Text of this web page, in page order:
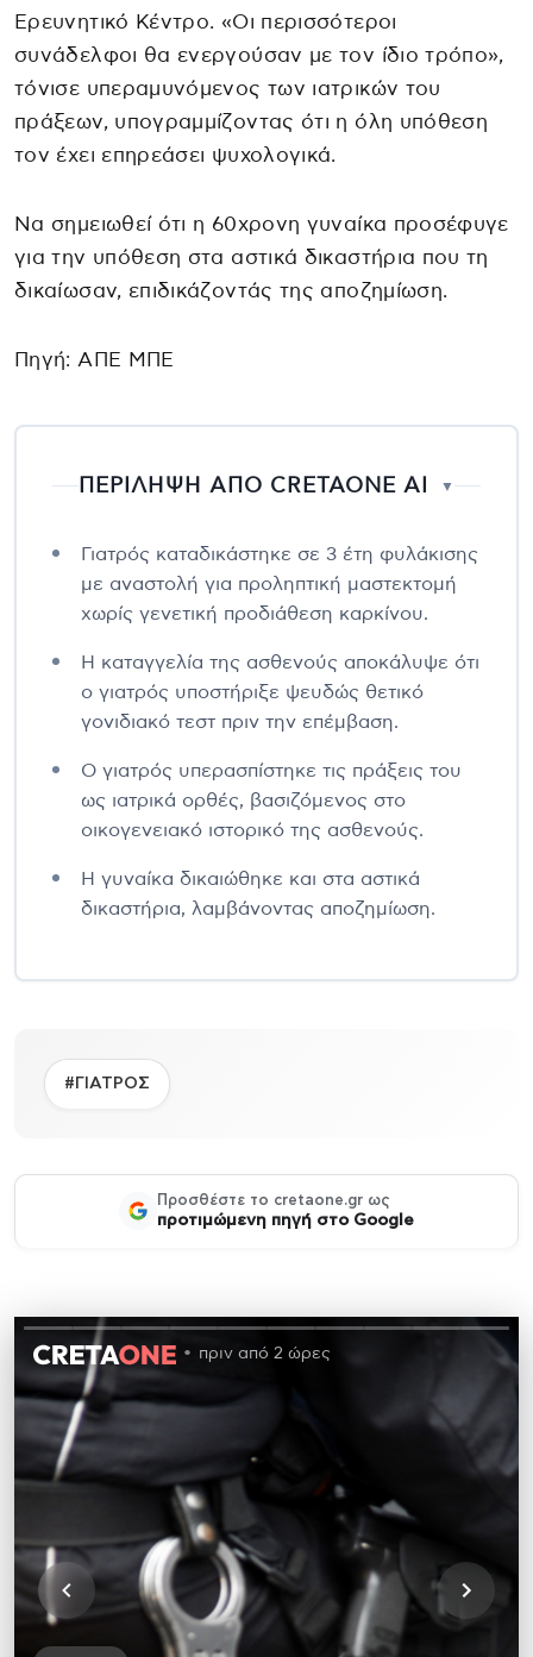
Ερευνητικό Κέντρο. «Οι περισσότεροι
συνάδελφοι θα ενεργούσαν με τον ίδιο τρόπο»,
τόνισε υπεραμυνόμενος των ιατρικών του
πράξεων, υπογραμμίζοντας ότι η όλη υπόθεση
τον έχει επηρεάσει ψυχολογικά.
Να σημειωθεί ότι η 60χρονη γυναίκα προσέφυγε
για την υπόθεση στα αστικά δικαστήρια που τη
δικαίωσαν, επιδικάζοντάς της αποζημίωση.
Πηγή: ΑΠΕ ΜΠΕ
ΠΕΡΙΛΗΨΗ ΑΠΟ CRETAONE AI ▼
Γιατρός καταδικάστηκε σε 3 έτη φυλάκισης
με αναστολή για προληπτική μαστεκτομή
χωρίς γενετική προδιάθεση καρκίνου.
Η καταγγελία της ασθενούς αποκάλυψε ότι
ο γιατρός υποστήριξε ψευδώς θετικό
γονιδιακό τεστ πριν την επέμβαση.
Ο γιατρός υπερασπίστηκε τις πράξεις του
ως ιατρικά ορθές, βασιζόμενος στο
οικογενειακό ιστορικό της ασθενούς.
Η γυναίκα δικαιώθηκε και στα αστικά
δικαστήρια, λαμβάνοντας αποζημίωση.
#ΓΙΑΤΡΟΣ
Προσθέστε το cretaone.gr ως
προτιμώμενη πηγή στο Google
πριν από 2 ώρες